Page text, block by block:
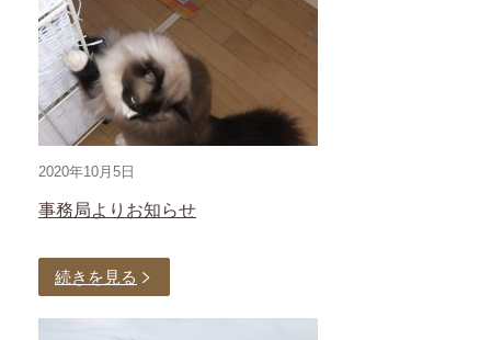
2020年10月5日
事務局よりお知らせ
続きを見る